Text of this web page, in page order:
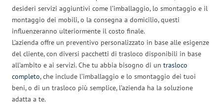
desideri servizi aggiuntivi come l’imballaggio, lo smontaggio e il
montaggio dei mobili, o la consegna a domicilio, questi
influenzeranno ulteriormente il costo finale.
L’azienda offre un preventivo personalizzato in base alle esigenze
del cliente, con diversi pacchetti di trasloco disponibili in base
all’ambito e ai servizi. Che tu abbia bisogno di un trasloco
completo, che include l’imballaggio e lo smontaggio dei tuoi
beni, o di un trasloco più semplice, l’azienda ha la soluzione
adatta a te.